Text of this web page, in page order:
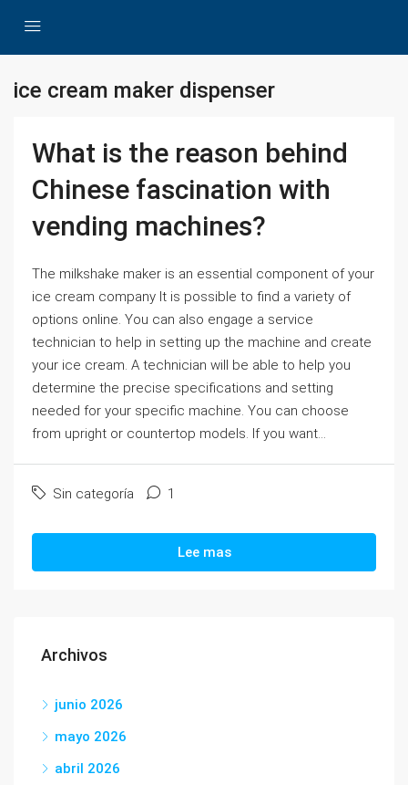
ice cream maker dispenser
What is the reason behind
Chinese fascination with
vending machines?
The milkshake maker is an essential component of your
ice cream company It is possible to find a variety of
options online. You can also engage a service
technician to help in setting up the machine and create
your ice cream. A technician will be able to help you
determine the precise specifications and setting
needed for your specific machine. You can choose
from upright or countertop models. If you want...
Sin categoría 1
Lee mas
Archivos
junio 2026
mayo 2026
abril 2026